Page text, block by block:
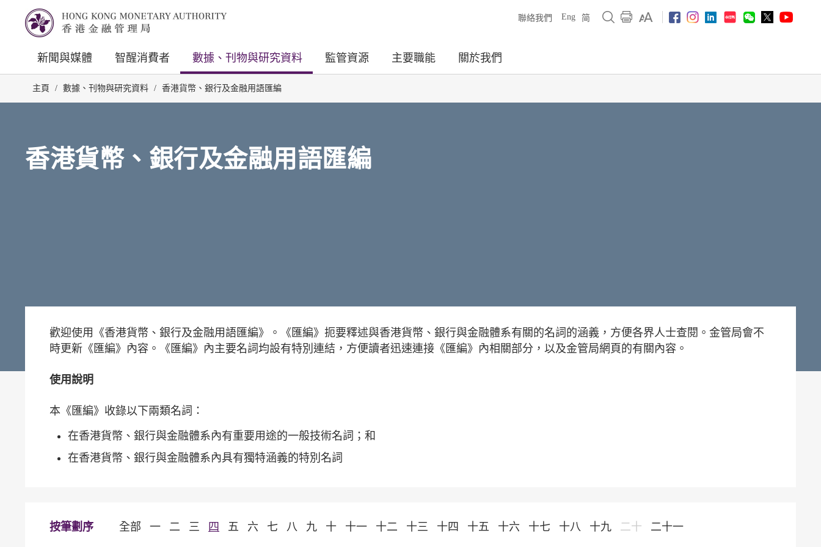
聯絡我們 Eng 简
新聞與媒體 智醒消費者 數據、刊物與研究資料 監管資源 主要職能 關於我們
主頁 / 數據、刊物與研究資料 / 香港貨幣、銀行及金融用語匯編
香港貨幣、銀行及金融用語匯編
歡迎使用《香港貨幣、銀行及金融用語匯編》。《匯編》扼要釋述與香港貨幣、銀行與金融體系有關的名詞的涵義，方便各界人士查閱。金管局會不
時更新《匯編》內容。《匯編》內主要名詞均設有特別連結，方便讀者迅速連接《匯編》內相關部分，以及金管局網頁的有關內容。
使用說明
本《匯編》收錄以下兩類名詞：
在香港貨幣、銀行與金融體系內有重要用途的一般技術名詞；和
在香港貨幣、銀行與金融體系內具有獨特涵義的特別名詞
按筆劃序 全部 一 二 三 四 五 六 七 八 九 十 十一 十二 十三 十四 十五 十六 十七 十八 十九 二十 二十一